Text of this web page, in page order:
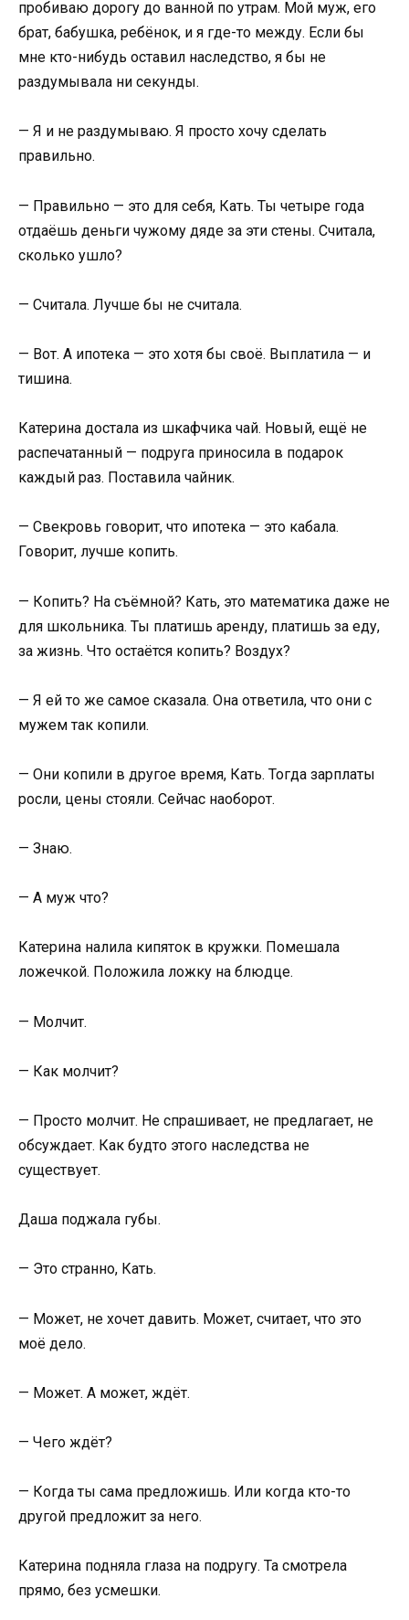
пробиваю дорогу до ванной по утрам. Мой муж, его
брат, бабушка, ребёнок, и я где-то между. Если бы
мне кто-нибудь оставил наследство, я бы не
раздумывала ни секунды.
— Я и не раздумываю. Я просто хочу сделать
правильно.
— Правильно — это для себя, Кать. Ты четыре года
отдаёшь деньги чужому дяде за эти стены. Считала,
сколько ушло?
— Считала. Лучше бы не считала.
— Вот. А ипотека — это хотя бы своё. Выплатила — и
тишина.
Катерина достала из шкафчика чай. Новый, ещё не
распечатанный — подруга приносила в подарок
каждый раз. Поставила чайник.
— Свекровь говорит, что ипотека — это кабала.
Говорит, лучше копить.
— Копить? На съёмной? Кать, это математика даже не
для школьника. Ты платишь аренду, платишь за еду,
за жизнь. Что остаётся копить? Воздух?
— Я ей то же самое сказала. Она ответила, что они с
мужем так копили.
— Они копили в другое время, Кать. Тогда зарплаты
росли, цены стояли. Сейчас наоборот.
— Знаю.
— А муж что?
Катерина налила кипяток в кружки. Помешала
ложечкой. Положила ложку на блюдце.
— Молчит.
— Как молчит?
— Просто молчит. Не спрашивает, не предлагает, не
обсуждает. Как будто этого наследства не
существует.
Даша поджала губы.
— Это странно, Кать.
— Может, не хочет давить. Может, считает, что это
моё дело.
— Может. А может, ждёт.
— Чего ждёт?
— Когда ты сама предложишь. Или когда кто-то
другой предложит за него.
Катерина подняла глаза на подругу. Та смотрела
прямо, без усмешки.